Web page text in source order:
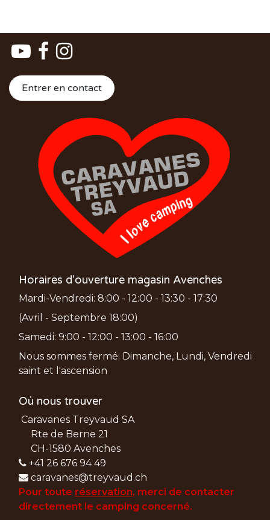
Entrer en contact
Horaires d'ouverture magasin Avenches
Mardi-Vendredi: 8:00 - 12:00 - 13:30 - 17:30
(Avril - Septembre 18:00)
Samedi: 9:00 - 12:00 - 13:00 - 16:00
Nous sommes fermé: Dimanche, Lundi, Vendredi
saint et l'ascension
Où nous trouver
Caravanes Treyvaud SA
Rte de Berne 21
CH-1580 Avenches
+41 26 676 94 49
caravanes@treyvaud.ch
Pour toute réservation, merci de contacter
directement le camping concerné.